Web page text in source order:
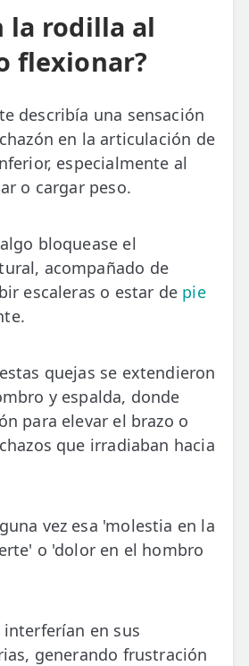
INDIBA
Manual
la rodilla al
flexionar?
describía una sensación
en la articulación de
especialmente al
o cargar peso.
bloquease el
acompañado de
escaleras o estar de pie
quejas se extendieron
y espalda, donde
para elevar el brazo o
que irradiaban hacia
vez esa 'molestia en la
o 'dolor en el hombro
en sus
generando frustración